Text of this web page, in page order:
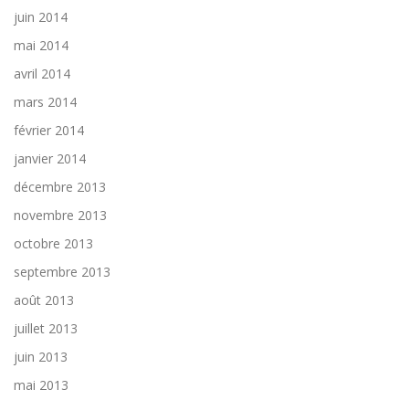
juin 2014
mai 2014
avril 2014
mars 2014
février 2014
janvier 2014
décembre 2013
novembre 2013
octobre 2013
septembre 2013
août 2013
juillet 2013
juin 2013
mai 2013